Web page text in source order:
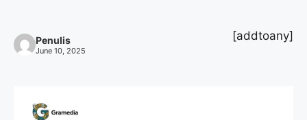
Penulis
June 10, 2025
[addtoany]